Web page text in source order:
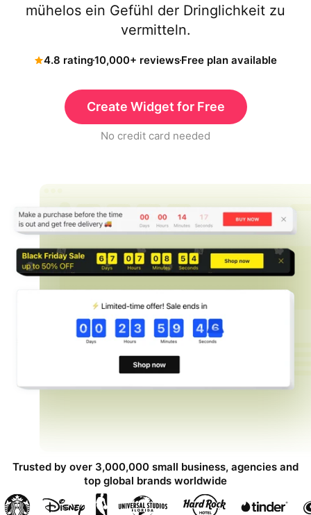
mühelos ein Gefühl der Dringlichkeit zu
vermitteln.
4.8 rating10,000+ reviewsFree plan available
Create Widget for Free
No credit card needed
Trusted by over 3,000,000 small business, agencies and
top global brands worldwide